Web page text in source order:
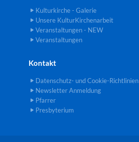
Kulturkirche - Galerie
Unsere KulturKirchenarbeit
Veranstaltungen - NEW
Veranstaltungen
Kontakt
Datenschutz- und Cookie-Richtlinien
Newsletter Anmeldung
Pfarrer
Presbyterium